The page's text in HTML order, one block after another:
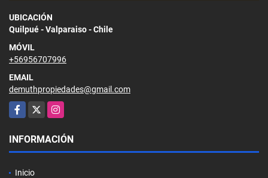
UBICACIÓN
Quilpué - Valparaiso - Chile
MÓVIL
+56956707996
EMAIL
demuthpropiedades@gmail.com
Facebook
X Instagram
INFORMACIÓN
Inicio